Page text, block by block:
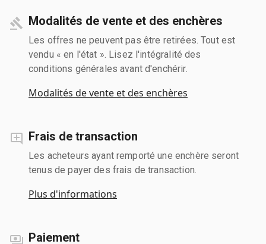
Modalités de vente et des enchères
Les offres ne peuvent pas être retirées. Tout est
vendu « en l'état ». Lisez l'intégralité des
conditions générales avant d'enchérir.
Modalités de vente et des enchères
Frais de transaction
Les acheteurs ayant remporté une enchère seront
tenus de payer des frais de transaction.
Plus d'informations
Paiement